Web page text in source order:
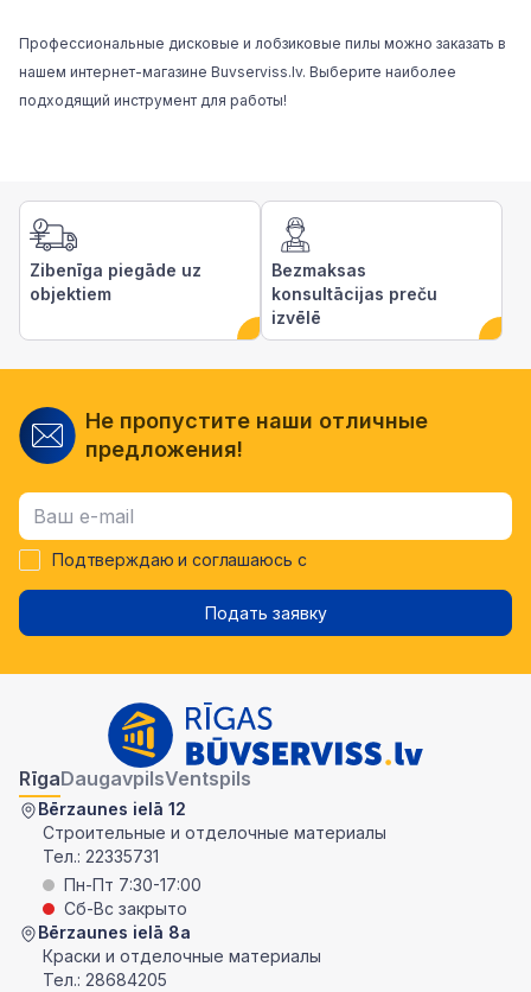
Профессиональные дисковые и лобзиковые пилы можно заказать в
нашем интернет-магазине Buvserviss.lv. Выберите наиболее
подходящий инструмент для работы!
Zibenīga piegāde uz
objektiem
Bezmaksas
konsultācijas preču
izvēlē
Не пропустите наши отличные
предложения!
Подтверждаю и соглашаюсь с
Подать заявку
RīgaDaugavpilsVentspils
Bērzaunes ielā 12
Строительные и отделочные материалы
Тел.: 22335731
Пн-Пт 7:30-17:00
Сб-Вс закрыто
Bērzaunes ielā 8a
Краски и отделочные материалы
Тел.: 28684205